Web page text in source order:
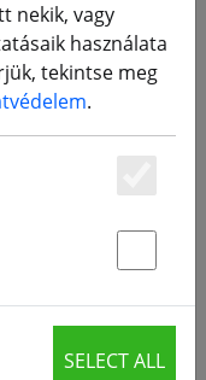
nekik, vagy
használata
tekintse meg
.
SELECT ALL